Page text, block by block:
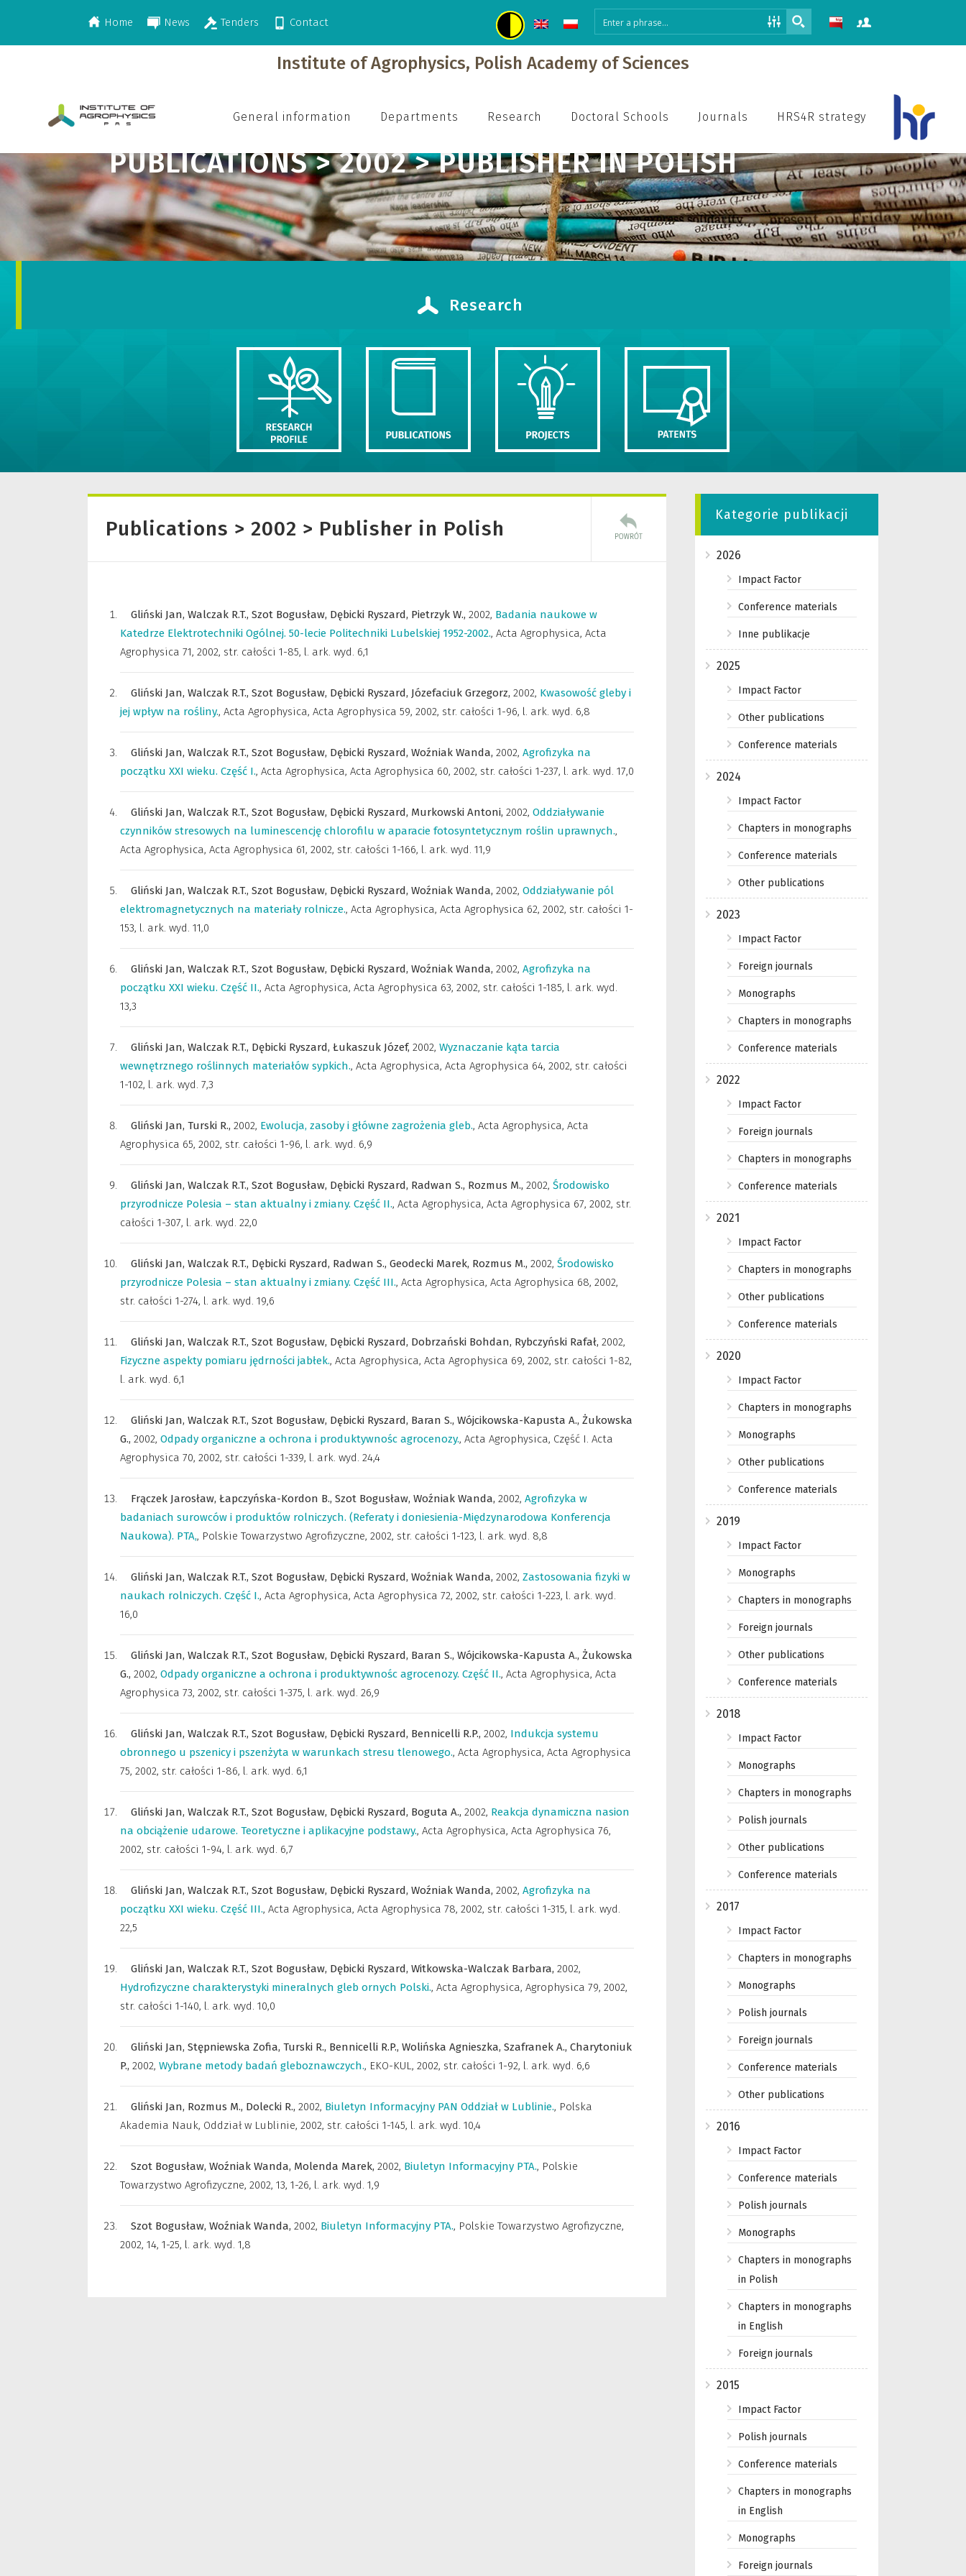
Home News Tenders Contact
Institute of Agrophysics, Polish Academy of Sciences
General information Departments Research Doctoral Schools Journals HRS4R strategy
PUBLICATIONS > 2002 > PUBLISHER IN POLISH
>Publications>2002>Publisher in Polish
Research
Publications > 2002 > Publisher in Polish
Gliński Jan, Walczak R.T., Szot Bogusław, Dębicki Ryszard, Pietrzyk W., 2002, Badania naukowe w
Katedrze Elektrotechniki Ogólnej. 50-lecie Politechniki Lubelskiej 1952-2002., Acta Agrophysica, Acta
Agrophysica 71, 2002, str. całości 1-85, l. ark. wyd. 6,1
Gliński Jan, Walczak R.T., Szot Bogusław, Dębicki Ryszard, Józefaciuk Grzegorz, 2002, Kwasowość gleby i
jej wpływ na rośliny., Acta Agrophysica, Acta Agrophysica 59, 2002, str. całości 1-96, l. ark. wyd. 6,8
Gliński Jan, Walczak R.T., Szot Bogusław, Dębicki Ryszard, Woźniak Wanda, 2002, Agrofizyka na
początku XXI wieku. Część I., Acta Agrophysica, Acta Agrophysica 60, 2002, str. całości 1-237, l. ark. wyd. 17,0
Gliński Jan, Walczak R.T., Szot Bogusław, Dębicki Ryszard, Murkowski Antoni, 2002, Oddziaływanie
czynników stresowych na luminescencję chlorofilu w aparacie fotosyntetycznym roślin uprawnych.,
Acta Agrophysica, Acta Agrophysica 61, 2002, str. całości 1-166, l. ark. wyd. 11,9
Gliński Jan, Walczak R.T., Szot Bogusław, Dębicki Ryszard, Woźniak Wanda, 2002, Oddziaływanie pól
elektromagnetycznych na materiały rolnicze., Acta Agrophysica, Acta Agrophysica 62, 2002, str. całości 1-
153, l. ark. wyd. 11,0
Gliński Jan, Walczak R.T., Szot Bogusław, Dębicki Ryszard, Woźniak Wanda, 2002, Agrofizyka na
początku XXI wieku. Część II., Acta Agrophysica, Acta Agrophysica 63, 2002, str. całości 1-185, l. ark. wyd.
13,3
Gliński Jan, Walczak R.T., Dębicki Ryszard, Łukaszuk Józef, 2002, Wyznaczanie kąta tarcia
wewnętrznego roślinnych materiałów sypkich., Acta Agrophysica, Acta Agrophysica 64, 2002, str. całości
1-102, l. ark. wyd. 7,3
Gliński Jan, Turski R., 2002, Ewolucja, zasoby i główne zagrożenia gleb., Acta Agrophysica, Acta
Agrophysica 65, 2002, str. całości 1-96, l. ark. wyd. 6,9
Gliński Jan, Walczak R.T., Szot Bogusław, Dębicki Ryszard, Radwan S., Rozmus M., 2002, Środowisko
przyrodnicze Polesia – stan aktualny i zmiany. Część II., Acta Agrophysica, Acta Agrophysica 67, 2002, str.
całości 1-307, l. ark. wyd. 22,0
Gliński Jan, Walczak R.T., Dębicki Ryszard, Radwan S., Geodecki Marek, Rozmus M., 2002, Środowisko
przyrodnicze Polesia – stan aktualny i zmiany. Część III., Acta Agrophysica, Acta Agrophysica 68, 2002,
str. całości 1-274, l. ark. wyd. 19,6
Gliński Jan, Walczak R.T., Szot Bogusław, Dębicki Ryszard, Dobrzański Bohdan, Rybczyński Rafał, 2002,
Fizyczne aspekty pomiaru jędrności jabłek., Acta Agrophysica, Acta Agrophysica 69, 2002, str. całości 1-82,
l. ark. wyd. 6,1
Gliński Jan, Walczak R.T., Szot Bogusław, Dębicki Ryszard, Baran S., Wójcikowska-Kapusta A., Żukowska
G., 2002, Odpady organiczne a ochrona i produktywnośc agrocenozy., Acta Agrophysica, Część I. Acta
Agrophysica 70, 2002, str. całości 1-339, l. ark. wyd. 24,4
Frączek Jarosław, Łapczyńska-Kordon B., Szot Bogusław, Woźniak Wanda, 2002, Agrofizyka w
badaniach surowców i produktów rolniczych. (Referaty i doniesienia-Międzynarodowa Konferencja
Naukowa). PTA,, Polskie Towarzystwo Agrofizyczne, 2002, str. całości 1-123, l. ark. wyd. 8,8
Gliński Jan, Walczak R.T., Szot Bogusław, Dębicki Ryszard, Woźniak Wanda, 2002, Zastosowania fizyki w
naukach rolniczych. Część I., Acta Agrophysica, Acta Agrophysica 72, 2002, str. całości 1-223, l. ark. wyd.
16,0
Gliński Jan, Walczak R.T., Szot Bogusław, Dębicki Ryszard, Baran S., Wójcikowska-Kapusta A., Żukowska
G., 2002, Odpady organiczne a ochrona i produktywnośc agrocenozy. Część II., Acta Agrophysica, Acta
Agrophysica 73, 2002, str. całości 1-375, l. ark. wyd. 26,9
Gliński Jan, Walczak R.T., Szot Bogusław, Dębicki Ryszard, Bennicelli R.P., 2002, Indukcja systemu
obronnego u pszenicy i pszenżyta w warunkach stresu tlenowego., Acta Agrophysica, Acta Agrophysica
75, 2002, str. całości 1-86, l. ark. wyd. 6,1
Gliński Jan, Walczak R.T., Szot Bogusław, Dębicki Ryszard, Boguta A., 2002, Reakcja dynamiczna nasion
na obciążenie udarowe. Teoretyczne i aplikacyjne podstawy., Acta Agrophysica, Acta Agrophysica 76,
2002, str. całości 1-94, l. ark. wyd. 6,7
Gliński Jan, Walczak R.T., Szot Bogusław, Dębicki Ryszard, Woźniak Wanda, 2002, Agrofizyka na
początku XXI wieku. Część III., Acta Agrophysica, Acta Agrophysica 78, 2002, str. całości 1-315, l. ark. wyd.
22,5
Gliński Jan, Walczak R.T., Szot Bogusław, Dębicki Ryszard, Witkowska-Walczak Barbara, 2002,
Hydrofizyczne charakterystyki mineralnych gleb ornych Polski., Acta Agrophysica, Agrophysica 79, 2002,
str. całości 1-140, l. ark. wyd. 10,0
Gliński Jan, Stępniewska Zofia, Turski R., Bennicelli R.P., Wolińska Agnieszka, Szafranek A., Charytoniuk
P., 2002, Wybrane metody badań gleboznawczych., EKO-KUL, 2002, str. całości 1-92, l. ark. wyd. 6,6
Gliński Jan, Rozmus M., Dolecki R., 2002, Biuletyn Informacyjny PAN Oddział w Lublinie., Polska
Akademia Nauk, Oddział w Lublinie, 2002, str. całości 1-145, l. ark. wyd. 10,4
Szot Bogusław, Woźniak Wanda, Molenda Marek, 2002, Biuletyn Informacyjny PTA., Polskie
Towarzystwo Agrofizyczne, 2002, 13, 1-26, l. ark. wyd. 1,9
Szot Bogusław, Woźniak Wanda, 2002, Biuletyn Informacyjny PTA., Polskie Towarzystwo Agrofizyczne,
2002, 14, 1-25, l. ark. wyd. 1,8
Kategorie publikacji
2026
Impact Factor
Conference materials
Inne publikacje
2025
Impact Factor
Other publications
Conference materials
2024
Impact Factor
Chapters in monographs
Conference materials
Other publications
2023
Impact Factor
Foreign journals
Monographs
Chapters in monographs
Conference materials
2022
Impact Factor
Foreign journals
Chapters in monographs
Conference materials
2021
Impact Factor
Chapters in monographs
Other publications
Conference materials
2020
Impact Factor
Chapters in monographs
Monographs
Other publications
Conference materials
2019
Impact Factor
Monographs
Chapters in monographs
Foreign journals
Other publications
Conference materials
2018
Impact Factor
Monographs
Chapters in monographs
Polish journals
Other publications
Conference materials
2017
Impact Factor
Chapters in monographs
Monographs
Polish journals
Foreign journals
Conference materials
Other publications
2016
Impact Factor
Conference materials
Polish journals
Monographs
Chapters in monographs
in Polish
Chapters in monographs
in English
Foreign journals
2015
Impact Factor
Polish journals
Conference materials
Chapters in monographs
in English
Monographs
Foreign journals